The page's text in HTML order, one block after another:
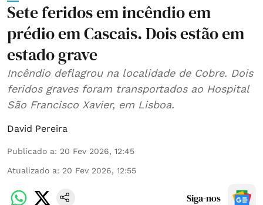
Sete feridos em incêndio em
prédio em Cascais. Dois estão em
estado grave
Incêndio deflagrou na localidade de Cobre. Dois
feridos graves foram transportados ao Hospital
São Francisco Xavier, em Lisboa.
David Pereira
Publicado a: 20 Fev 2026, 12:45
Atualizado a: 20 Fev 2026, 12:55
Siga-nos